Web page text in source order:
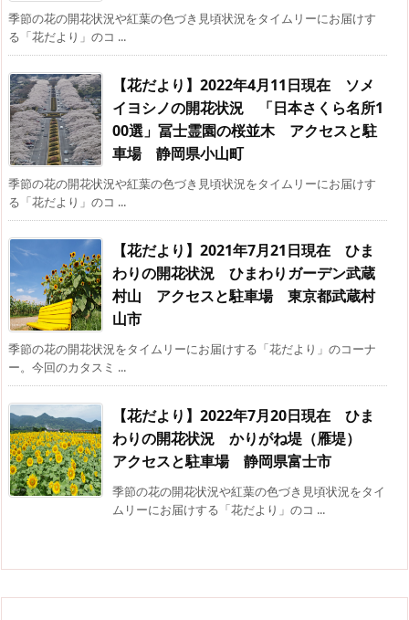
季節の花の開花状況や紅葉の色づき見頃状況をタイムリーにお届けす
る「花だより」のコ ...
【花だより】2022年4月11日現在 ソメ
イヨシノの開花状況 「日本さくら名所1
00選」冨士霊園の桜並木 アクセスと駐
車場 静岡県小山町
季節の花の開花状況や紅葉の色づき見頃状況をタイムリーにお届けす
る「花だより」のコ ...
【花だより】2021年7月21日現在 ひま
わりの開花状況 ひまわりガーデン武蔵
村山 アクセスと駐車場 東京都武蔵村
山市
季節の花の開花状況をタイムリーにお届けする「花だより」のコーナ
ー。今回のカタスミ ...
【花だより】2022年7月20日現在 ひま
わりの開花状況 かりがね堤（雁堤）
アクセスと駐車場 静岡県富士市
季節の花の開花状況や紅葉の色づき見頃状況をタイ
ムリーにお届けする「花だより」のコ ...